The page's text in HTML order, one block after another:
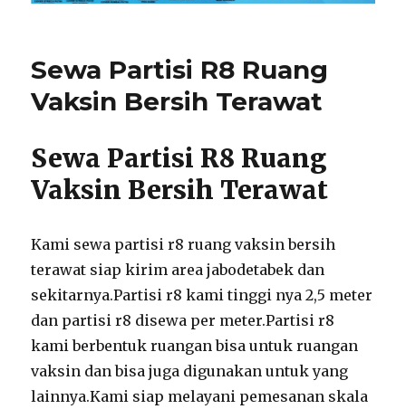
Sewa Partisi R8 Ruang
Vaksin Bersih Terawat
Sewa Partisi R8 Ruang
Vaksin Bersih Terawat
Kami sewa partisi r8 ruang vaksin bersih
terawat siap kirim area jabodetabek dan
sekitarnya.Partisi r8 kami tinggi nya 2,5 meter
dan partisi r8 disewa per meter.Partisi r8
kami berbentuk ruangan bisa untuk ruangan
vaksin dan bisa juga digunakan untuk yang
lainnya.Kami siap melayani pemesanan skala